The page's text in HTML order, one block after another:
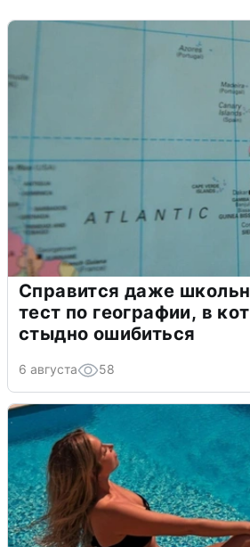
Справится даже
тест по географии, в
стыдно ошибиться
6 августа 58